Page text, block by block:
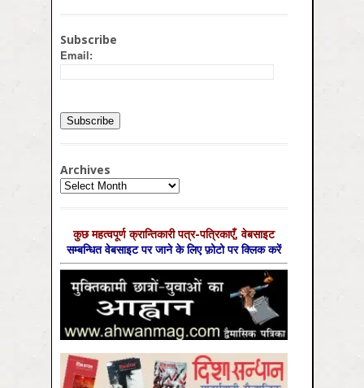
Subscribe
Email:
Archives
Archives
कुछ महत्‍वपूर्ण क्रान्तिकारी पत्र-पत्रिकाएँ, वेबसाइट
सम्‍बन्धित वेबसाइट पर जाने के लिए फ़ोटो पर क्लिक करें